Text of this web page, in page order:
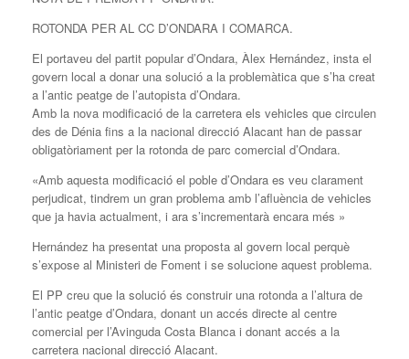
ROTONDA PER AL CC D’ONDARA I COMARCA.
El portaveu del partit popular d’Ondara, Àlex Hernández, insta el
govern local a donar una solució a la problemàtica que s’ha creat
a l’antic peatge de l’autopista d’Ondara.
Amb la nova modificació de la carretera els vehicles que circulen
des de Dénia fins a la nacional direcció Alacant han de passar
obligatòriament per la rotonda de parc comercial d’Ondara.
«Amb aquesta modificació el poble d’Ondara es veu clarament
perjudicat, tindrem un gran problema amb l’afluència de vehicles
que ja havia actualment, i ara s’incrementarà encara més »
Hernández ha presentat una proposta al govern local perquè
s’expose al Ministeri de Foment i se solucione aquest problema.
El PP creu que la solució és construir una rotonda a l’altura de
l’antic peatge d’Ondara, donant un accés directe al centre
comercial per l’Avinguda Costa Blanca i donant accés a la
carretera nacional direcció Alacant.